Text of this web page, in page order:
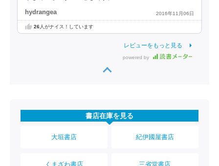
hydrangea 2016年11月06日
26人がナイス！しています
レビューをもっと見る
powered by
書店在庫を見る
大垣書店 紀伊國屋書店
くまざわ書店 三省堂書店